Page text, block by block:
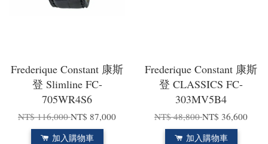
Frederique Constant 康斯
登 Slimline FC-
705WR4S6
NT$ 116,000NT$ 87,000
加入購物車
Frederique Constant 康斯
登 CLASSICS FC-
303MV5B4
NT$ 48,800NT$ 36,600
加入購物車